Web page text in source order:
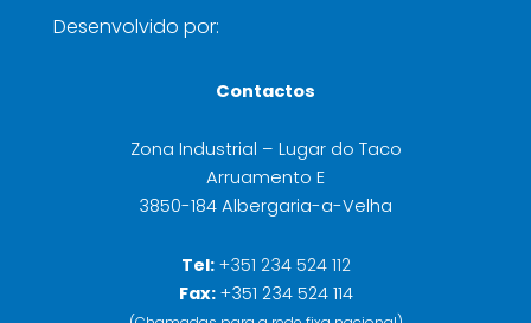
Desenvolvido por:
Contactos
Zona Industrial – Lugar do Taco
Arruamento E
3850-184 Albergaria-a-Velha
Tel: +351 234 524 112
Fax:+351 234 524 114